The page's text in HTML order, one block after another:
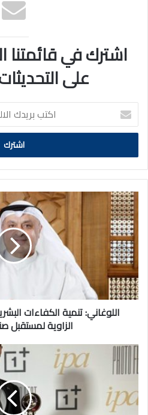
اشترك في قائمتنا
على
اكتب
بريدك
الالكتروني
اللوغاني:
تنمية
الكفاءات
البشرية
والتدريب
المستمر
حجر
الزاوية
لمستقبل
اللوغاني: تنمية الكفاءات
الزاوية لمستقبل
المصور
الكويتي
محمد
عوض
يفوز